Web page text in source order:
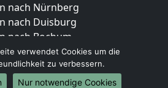
nach Nürnberg
nach Duisburg
nach Bochum
nach Wuppertal
nach Bielefeld
nach Bonn
verwendet Cookies um die
zu verbessern.
Nur notwendige Cookies